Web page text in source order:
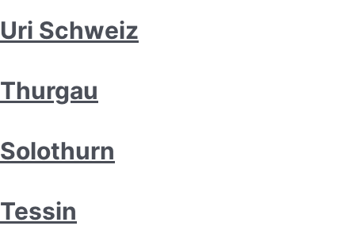
Uri Schweiz
Thurgau
Solothurn
Tessin